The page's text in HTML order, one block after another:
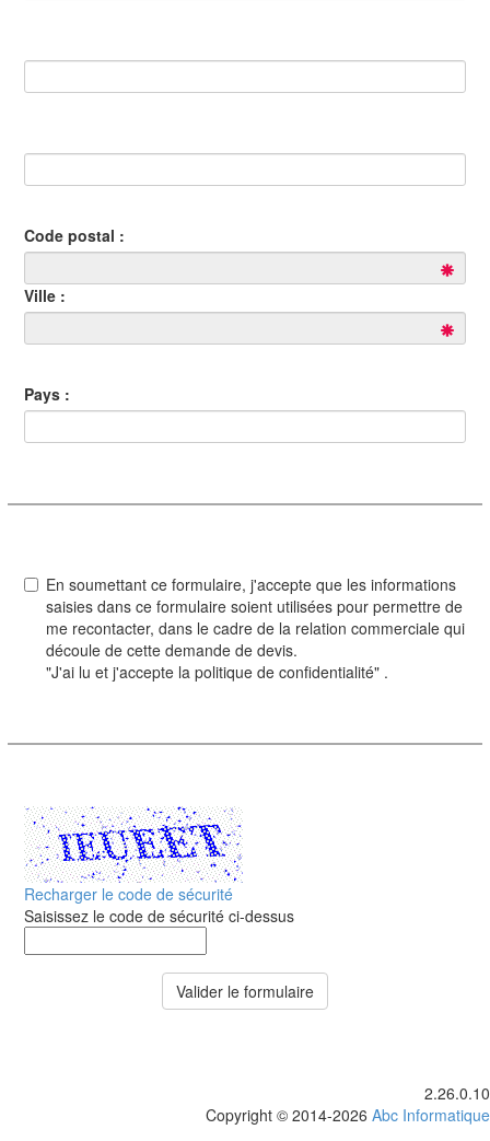
Code postal :
Ville :
Pays :
En soumettant ce formulaire, j'accepte que les informations
saisies dans ce formulaire soient utilisées pour permettre de
me recontacter, dans le cadre de la relation commerciale qui
découle de cette demande de devis.
"J'ai lu et j'accepte la politique de confidentialité" .
Recharger le code de sécurité
Saisissez le code de sécurité ci-dessus
Valider le formulaire
2.26.0.10
Copyright © 2014-2026 Abc Informatique